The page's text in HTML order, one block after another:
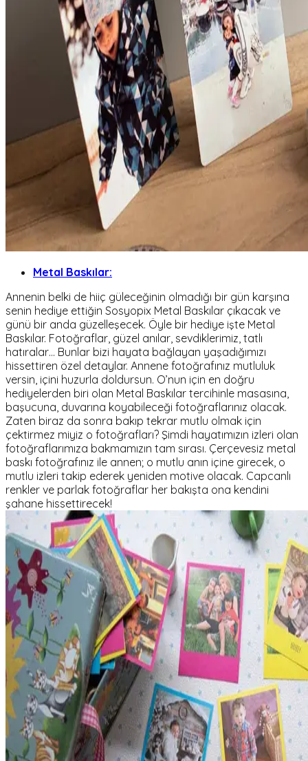
Metal Baskılar:
Annenin belki de hiiç güleceğinin olmadığı bir gün karşına
senin hediye ettiğin Sosyopix Metal Baskılar çıkacak ve
günü bir anda güzelleşecek. Öyle bir hediye işte Metal
Baskılar. Fotoğraflar, güzel anılar, sevdiklerimiz, tatlı
hatıralar… Bunlar bizi hayata bağlayan yaşadığımızı
hissettiren özel detaylar. Annene fotoğrafınız mutluluk
versin, içini huzurla doldursun. O’nun için en doğru
hediyelerden biri olan Metal Baskılar tercihinle masasına,
başucuna, duvarına koyabileceği fotoğraflarınız olacak.
Zaten biraz da sonra bakıp tekrar mutlu olmak için
çektirmez miyiz o fotoğrafları? Şimdi hayatımızın izleri olan
fotoğraflarımıza bakmamızın tam sırası. Çerçevesiz metal
baskı fotoğrafınız ile annen; o mutlu anın içine girecek, o
mutlu izleri takip ederek yeniden motive olacak. Capcanlı
renkler ve parlak fotoğraflar her bakışta ona kendini
şahane hissettirecek!